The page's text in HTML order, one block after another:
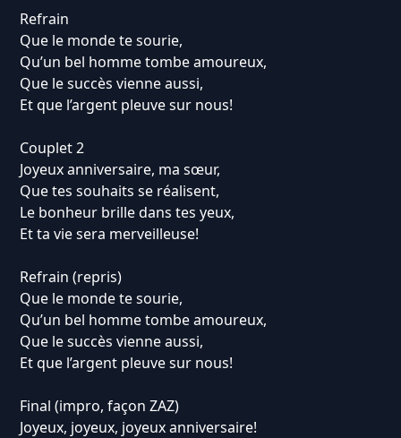
Refrain
Que le monde te sourie,
Qu’un bel homme tombe amoureux,
Que le succès vienne aussi,
Et que l’argent pleuve sur nous!
Couplet 2
Joyeux anniversaire, ma sœur,
Que tes souhaits se réalisent,
Le bonheur brille dans tes yeux,
Et ta vie sera merveilleuse!
Refrain (repris)
Que le monde te sourie,
Qu’un bel homme tombe amoureux,
Que le succès vienne aussi,
Et que l’argent pleuve sur nous!
Final (impro, façon ZAZ)
Joyeux, joyeux, joyeux anniversaire!